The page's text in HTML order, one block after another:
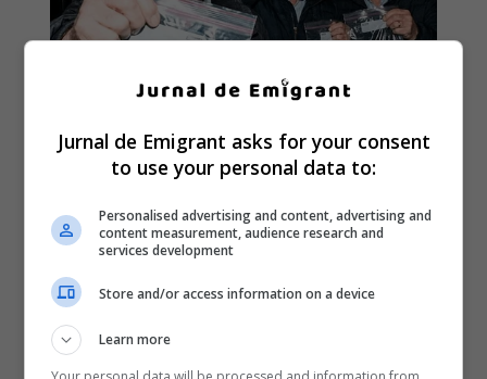
Jurnal de Emigrant asks for your consent
to use your personal data to:
Personalised advertising and content, advertising and
content measurement, audience research and
services development
Store and/or access information on a device
Learn more